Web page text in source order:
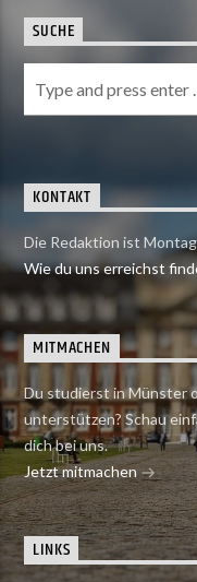
SUCHE
KONTAKT
Die Redaktion ist
Wie du uns erreichst
MITMACHEN
Du studierst in Münster
unterstützen? Schau
dich bei uns.
Jetzt mitmachen
LINKS